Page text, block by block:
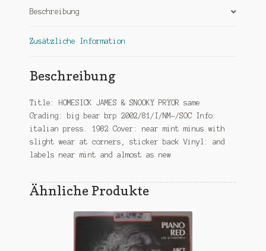
Beschreibung
Zusätzliche Information
Beschreibung
Title: HOMESICK JAMES & SNOOKY PRYOR same
Grading: big bear brp 2002/81/I/NM-/SOC Info:
italian press. 1982 Cover: near mint minus with
slight wear at corners, sticker back Vinyl: and
labels near mint and almost as new
Ähnliche Produkte